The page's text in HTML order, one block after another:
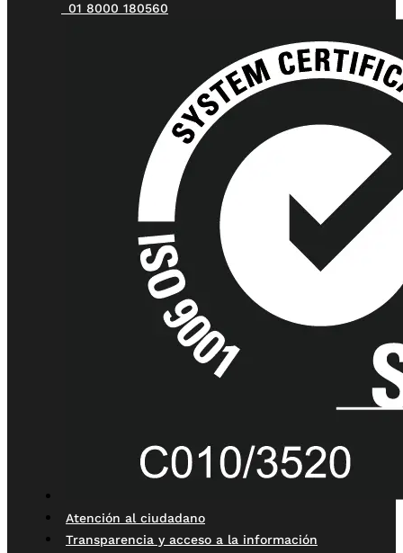
01 8000 180560
Atención al ciudadano
Transparencia y acceso a la información